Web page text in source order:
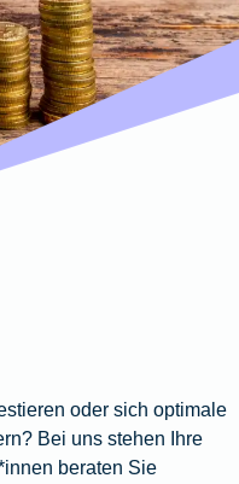
oder sich optimale
Bei uns stehen Ihre
beraten Sie